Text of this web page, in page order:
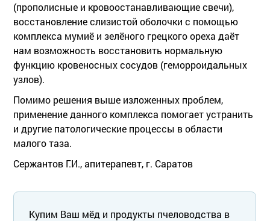
(прополисные и кровоостанавливающие свечи),
восстановление слизистой оболочки с помощью
комплекса мумиё и зелёного грецкого ореха даёт
нам возможность восстановить нормальную
функцию кровеносных сосудов (геморроидальных
узлов).
Помимо решения выше изложенных проблем,
применение данного комплекса помогает устранить
и другие патологические процессы в области
малого таза.
Сержантов Г.И., апитерапевт, г. Саратов
Купим Ваш мёд и продукты пчеловодства в